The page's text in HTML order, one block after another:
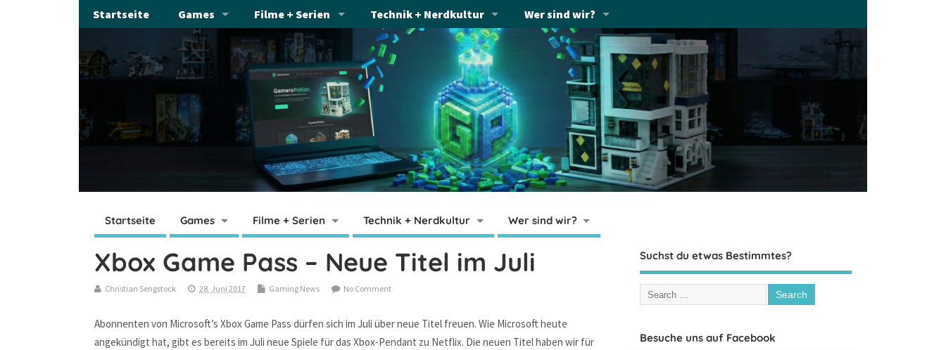
Startseite Games Filme + Serien Technik + Nerdkultur Wer sind wir?
Startseite Games Filme + Serien Technik + Nerdkultur Wer sind wir?
Xbox Game Pass – Neue Titel im Juli
Christian Sengstock 28. Juni 2017 Gaming News No Comment
Abonnenten von Microsoft’s Xbox Game Pass dürfen sich im Juli über neue Titel freuen. Wie Microsoft heute
angekündigt hat, gibt es bereits im Juli neue Spiele für das Xbox-Pendant zu Netflix. Die neuen Titel haben wir für
Suchst du etwas Bestimmtes?
Besuche uns auf Facebook